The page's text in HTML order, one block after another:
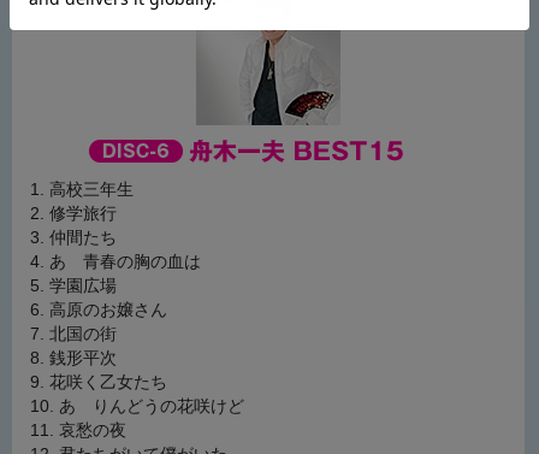
高校三年生
修学旅行
仲間たち
あゝ青春の胸の血は
学園広場
高原のお嬢さん
北国の街
銭形平次
花咲く乙女たち
あゝりんどうの花咲けど
哀愁の夜